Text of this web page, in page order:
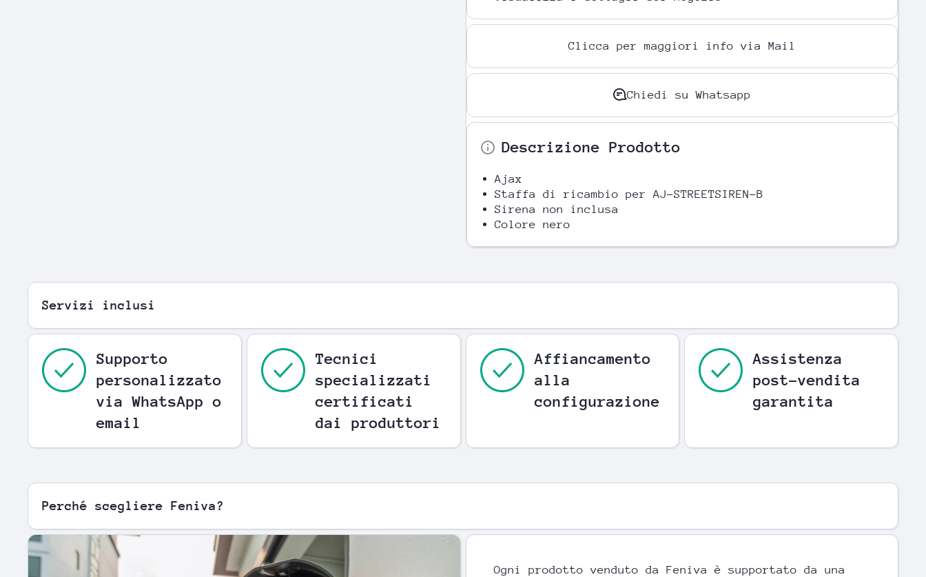
Clicca per maggiori info via Mail
Chiedi su Whatsapp
Descrizione Prodotto
Ajax
Staffa di ricambio per AJ-STREETSIREN-B
Sirena non inclusa
Colore nero
Servizi inclusi
Supporto
personalizzato
via WhatsApp o
email
Tecnici
specializzati
certificati
dai produttori
Affiancamento
alla
configurazione
Assistenza
post-vendita
garantita
Perché scegliere Feniva?
Ogni prodotto venduto da Feniva è supportato da una